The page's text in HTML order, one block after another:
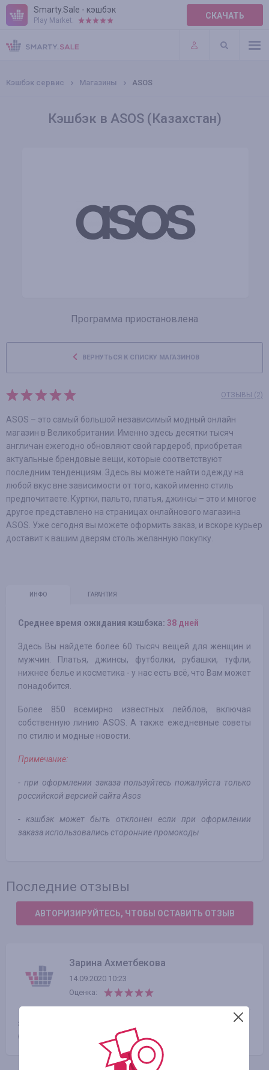
Smarty.Sale - кэшбэк
Play Market: СКАЧАТЬ
ПРАВИЛА
ПЛАГИНЫ
Кэшбэк сервис Магазины ASOS
Кэшбэк в ASOS (Казахстан)
Программа приостановлена
ВЕРНУТЬСЯ К СПИСКУ МАГАЗИНОВ
ОТЗЫВЫ (2)
ASOS – это самый большой независимый модный онлайн
магазин в Великобритании. Именно здесь десятки тысяч
англичан ежегодно обновляют свой гардероб, приобретая
актуальные брендовые вещи, которые соответствуют
последним тенденциям. Здесь вы можете найти одежду на
любой вкус вне зависимости от того, какой именно стиль
предпочитаете. Куртки, пальто, платья, джинсы – это и многое
другое представлено на страницах онлайнового магазина
ASOS. Уже сегодня вы можете оформить заказ, и вскоре курьер
доставит к вашим дверям столь желанную покупку.
ИНФО ГАРАНТИЯ
Среднее время ожидания кэшбэка: 38 дней
Здесь Вы найдете более 60 тысяч вещей для женщин и
мужчин. Платья, джинсы, футболки, рубашки, туфли,
нижнее белье и косметика - у нас есть всё, что Вам может
понадобится.
Более 850 всемирно известных лейблов, включая
собственную линию ASOS. А также ежедневные советы
по стилю и модные новости.
Примечание:
- при оформлении заказа пользуйтесь пожалуйста только
российской версией сайта Asos
- кэшбэк может быть отклонен если при оформлении
заказа использовались сторонние промокоды
Последние отзывы
АВТОРИЗИРУЙТЕСЬ, ЧТОБЫ ОСТАВИТЬ ОТЗЫВ
Зарина Ахметбекова
14.09.2020 10:23
Оценка:
здравствуйте. я не могу вывести cash back я бы хотела
баланс телефона пополнить